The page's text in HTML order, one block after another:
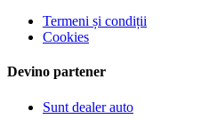
Termeni și condiții
Cookies
Devino partener
Sunt dealer auto